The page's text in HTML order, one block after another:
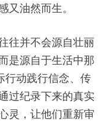
又油然而生。
往并不会源自壮丽
是源自于生活中那
动践行信念、传
过纪录下来的真实
灵，让他们重新审